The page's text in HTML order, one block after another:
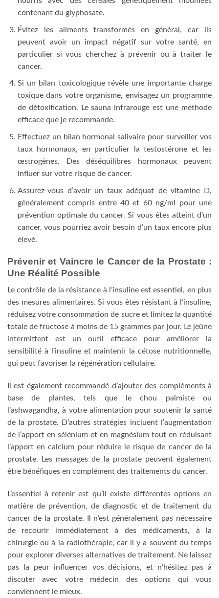
contenant du glyphosate.
Évitez les aliments transformés en général, car ils
peuvent avoir un impact négatif sur votre santé, en
particulier si vous cherchez à prévenir ou à traiter le
cancer.
Si un bilan toxicologique révèle une importante charge
toxique dans votre organisme, envisagez un programme
de détoxification. Le sauna infrarouge est une méthode
efficace que je recommande.
Effectuez un bilan hormonal salivaire pour surveiller vos
taux hormonaux, en particulier la testostérone et les
œstrogènes. Des déséquilibres hormonaux peuvent
influer sur votre risque de cancer.
Assurez-vous d’avoir un taux adéquat de vitamine D,
généralement compris entre 40 et 60 ng/ml pour une
prévention optimale du cancer. Si vous êtes atteint d’un
cancer, vous pourriez avoir besoin d’un taux encore plus
élevé.
Prévenir et Vaincre le Cancer de la Prostate :
Une Réalité Possible
Le contrôle de la résistance à l’insuline est essentiel, en plus
des mesures alimentaires. Si vous êtes résistant à l’insuline,
réduisez votre consommation de sucre et limitez la quantité
totale de fructose à moins de 15 grammes par jour. Le jeûne
intermittent est un outil efficace pour améliorer la
sensibilité à l’insuline et maintenir la cétose nutritionnelle,
qui peut favoriser la régénération cellulaire.
Il est également recommandé d’ajouter des compléments à
base de plantes, tels que le chou palmiste ou
l’ashwagandha, à votre alimentation pour soutenir la santé
de la prostate. D’autres stratégies incluent l’augmentation
de l’apport en sélénium et en magnésium tout en réduisant
l’apport en calcium pour réduire le risque de cancer de la
prostate. Les massages de la prostate peuvent également
être bénéfiques en complément des traitements du cancer.
L’essentiel à retenir est qu’il existe différentes options en
matière de prévention, de diagnostic et de traitement du
cancer de la prostate. Il n’est généralement pas nécessaire
de recourir immédiatement à des médicaments, à la
chirurgie ou à la radiothérapie, car il y a souvent du temps
pour explorer diverses alternatives de traitement. Ne laissez
pas la peur influencer vos décisions, et n’hésitez pas à
discuter avec votre médecin des options qui vous
conviennent le mieux.